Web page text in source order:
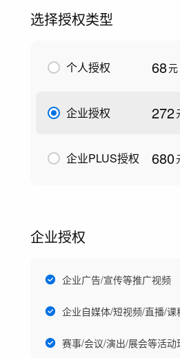
选择授权类型
个人授权 68元
企业授权 272
企业PLUS授权 680
企业授权
企业广告/宣传等推广视频
企业自媒体/短视频/直播/课
赛事/会议/演出/展会等活动